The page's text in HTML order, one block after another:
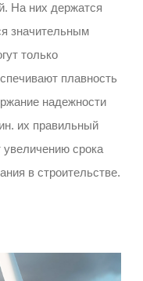
На них держатся
значительным
только
плавность
надежности
их правильный
срока
в строительстве.